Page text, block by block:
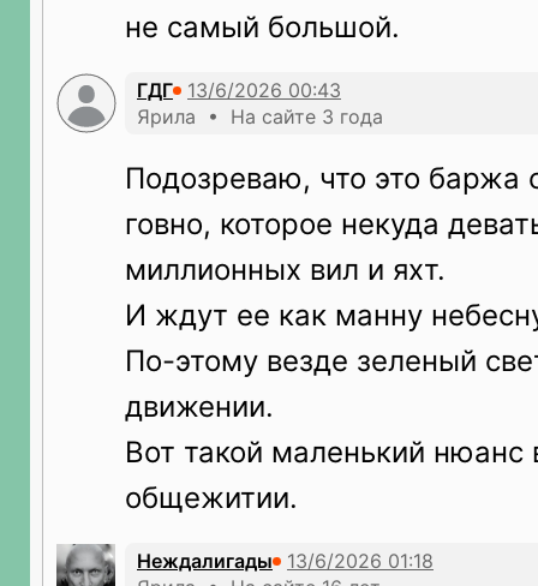
не самый большой.
ГДГ
Ярила • На сайте 3 года
Подозреваю, что это баржа
говно, которое некуда
миллионных вил и яхт.
И ждут ее как манну
По-этому везде зеленый
движении.
Вот такой маленький нюанс
общежитии.
Неждалигады